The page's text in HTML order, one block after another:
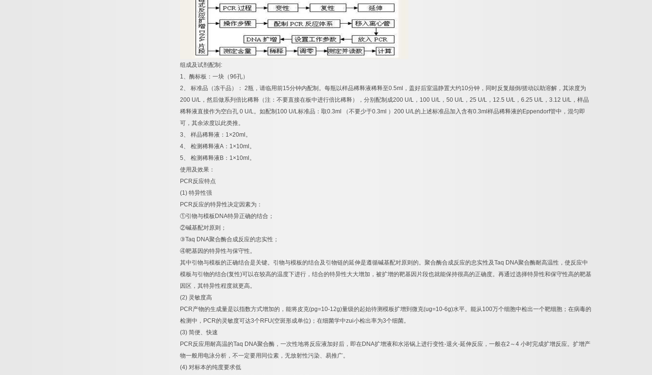
组成及试剂配制 :
1、酶标板：一块（96孔）
2、 标准品（冻干品）： 2瓶，请临用前15分钟内配制。每瓶以样品稀释液稀释至0.5ml ，盖好后室温静置大约10分钟，同时反复颠倒/搓动以助溶解，其浓度为
200 U/L ，然后做系列倍比稀释（注：不要直接在板中进行倍比稀释），分别配制成200 U/L ， 100 U/L ， 50 U/L ， 25 U/L ， 12.5 U/L ， 6.25 U/L ， 3.12 U/L ，样品
稀释液直接作为空白孔 0 U/L。如配制 100 U/L标准品：取0.3ml （不要少于0.3ml ） 200 U/L的上述标准品加入含有0.3ml 样品稀释液的 Eppendorf管中，混匀即
可，其余浓度以此类推。
3、 样品稀释液： 1×20ml 。
4、 检测稀释液A ： 1×10ml 。
5、 检测稀释液 B ： 1×10ml 。
使用及效果：
PCR反应特点
(1) 特异性强
PCR反应的特异性决定因素为：
①引物与模板 DNA特异正确的结合；
②碱基配对原则；
③Taq DNA聚合酶合成反应的忠实性；
④靶基因的特异性与保守性。
其中引物与模板的正确结合是关键。引物与模板的结合及引物链的延伸是遵循碱基配对原则的。聚合酶合成反应的忠实性及Taq DNA聚合酶耐高温性，使反应中
模板与引物的结合(复性)可以在较高的温度下进行，结合的特异性大大增加，被扩增的靶基因片段也就能保持很高的正确度。再通过选择特异性和保守性高的靶基
因区，其特异性程度就更高。
(2) 灵敏度高
PCR产物的生成量是以指数方式增加的，能将皮克(pg=10-12g)量级的起始待测模板扩增到微克(ug=10-6g)水平。能从100万个细胞中检出一个靶细胞；在病毒的
检测中， PCR的灵敏度可达3个 RFU(空斑形成单位) ；在细菌学中zui小检出率为3个细菌。
(3) 简便、快速
PCR反应用耐高温的Taq DNA聚合酶，一次性地将反应液加好后，即在DNA扩增液和水浴锅上进行变性-退火-延伸反应，一般在2 ～4 小时完成扩增反应。扩增产
物一般用电泳分析，不一定要用同位素，无放射性污染、易推广。
(4) 对标本的纯度要求低